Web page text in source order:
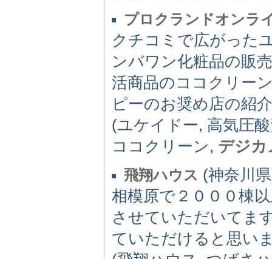
プロクランドオンラ
クチコミで広がった
ンバワン化粧品の販
活商品のココクリー
ピーのお奨め店の紹
(ユケイドー, 高気圧
ココクリーン, デジカ
飛翔ハウス (神奈川
相模原で２０００棟
させていただいてま
ていただけると思い